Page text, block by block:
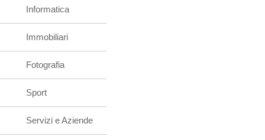
Informatica
Immobiliari
Fotografia
Sport
Servizi e Aziende